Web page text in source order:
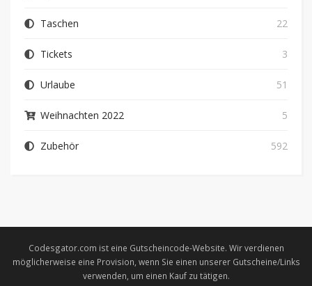
Taschen 22
Tickets 3
Urlaube 51
Weihnachten 2022 5
Zubehör 592
Codesgator.com ist eine Gutscheincode-Website. Wir verdienen
möglicherweise eine Provision, wenn Sie einen unserer Gutscheine/Links
verwenden, um einen Kauf zu tätigen.